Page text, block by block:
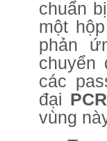
chuẩn
một
phản
chuyển
các
đại PCR
vùng